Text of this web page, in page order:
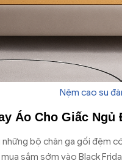
Nệm cao su
Áo Cho Giấc Ngủ
bộ chăn ga gối đệm
sắm sớm vào Black